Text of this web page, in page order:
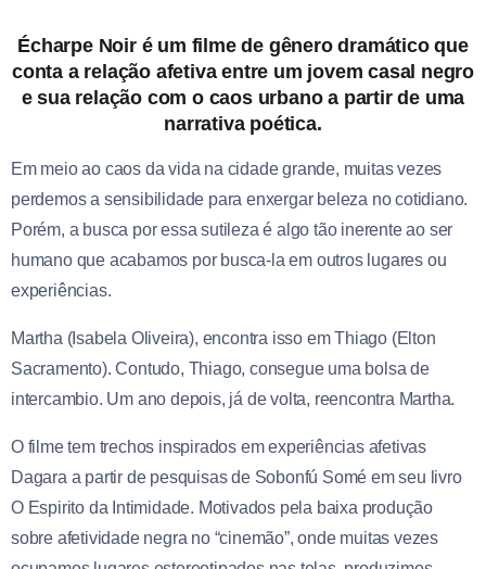
Écharpe Noir é um filme de gênero dramático que
conta a relação afetiva entre um jovem casal negro
e sua relação com o caos urbano a partir de uma
narrativa poética.
Em meio ao caos da vida na cidade grande, muitas vezes
perdemos a sensibilidade para enxergar beleza no cotidiano.
Porém, a busca por essa sutileza é algo tão inerente ao ser
humano que acabamos por busca-la em outros lugares ou
experiências.
Martha (Isabela Oliveira), encontra isso em Thiago (Elton
Sacramento). Contudo, Thiago, consegue uma bolsa de
intercambio. Um ano depois, já de volta, reencontra Martha.
O filme tem trechos inspirados em experiências afetivas
Dagara a partir de pesquisas de Sobonfú Somé em seu livro
O Espirito da Intimidade. Motivados pela baixa produção
sobre afetividade negra no “cinemão”, onde muitas vezes